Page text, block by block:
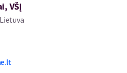
profesionalūs ir žinomi Lietuvos
VŠĮ